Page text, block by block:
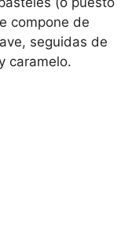
compone de
seguidas de
caramelo.